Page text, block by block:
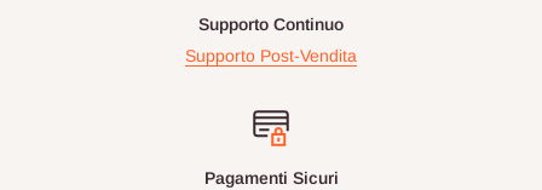
Supporto Continuo
Supporto Post-Vendita
Pagamenti Sicuri